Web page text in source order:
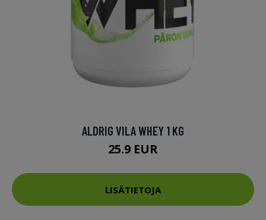
ALDRIG VILA WHEY 1 KG
25.9 EUR
LISÄTIETOJA